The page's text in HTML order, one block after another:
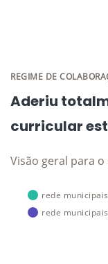
REGIME DE
Aderiu
curricular
Visão geral para
rede
rede